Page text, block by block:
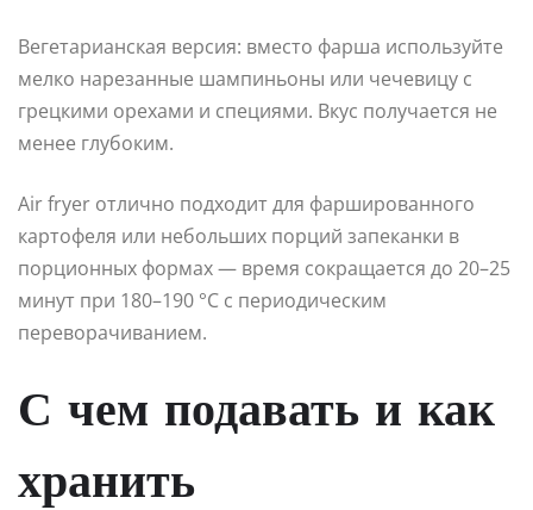
Вегетарианская версия: вместо фарша используйте
мелко нарезанные шампиньоны или чечевицу с
грецкими орехами и специями. Вкус получается не
менее глубоким.
Air fryer отлично подходит для фаршированного
картофеля или небольших порций запеканки в
порционных формах — время сокращается до 20–25
минут при 180–190 °C с периодическим
переворачиванием.
С чем подавать и как
хранить